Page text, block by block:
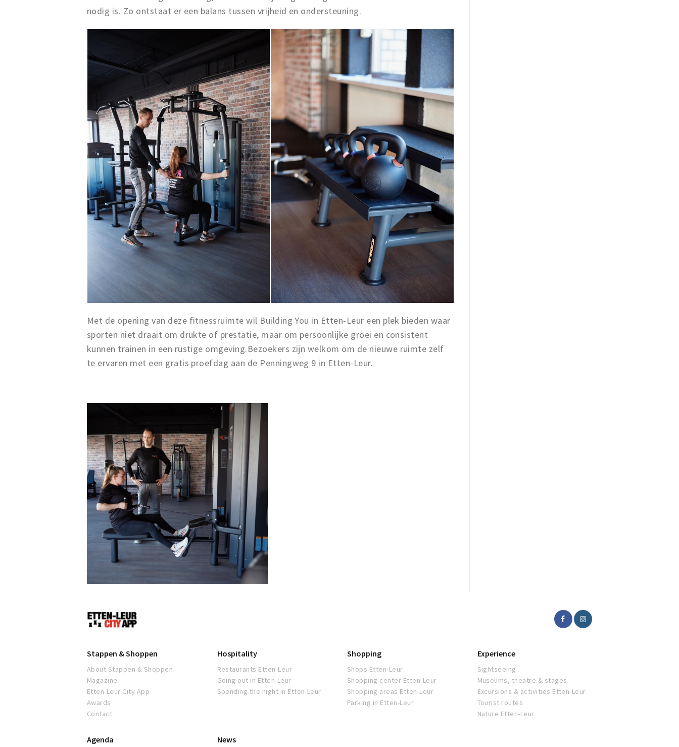
nodig is. Zo ontstaat er een balans tussen vrijheid en ondersteuning.
Met de opening van deze fitnessruimte wil Building You in Etten-Leur een plek bieden waar
sporten niet draait om drukte of prestatie, maar om persoonlijke groei en consistent
kunnen trainen in een rustige omgeving.Bezoekers zijn welkom om de nieuwe ruimte zelf
te ervaren met een gratis proefdag aan de Penningweg 9 in Etten-Leur.
Etten-
Leur
Stappen & Shoppen
About Stappen & Shoppen
Magazine
Etten-Leur City App
Awards
Contact
Hospitality
Restaurants Etten-Leur
Going out in Etten-Leur
Spending the night in Etten-Leur
Shopping
Shops Etten-Leur
Shopping center Etten-Leur
Shopping areas Etten-Leur
Parking in Etten-Leur
Experience
Sightseeing
Museums, theatre & stages
Excursions & activities Etten-Leur
Tourist routes
Nature Etten-Leur
Agenda News